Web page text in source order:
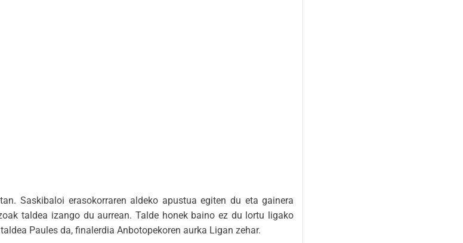
Saskibaloi erasokorraren aldeko apustua egiten du eta gainera
taldea izango du aurrean. Talde honek baino ez du lortu ligako
Paules da, finalerdia Anbotopekoren aurka Ligan zehar.